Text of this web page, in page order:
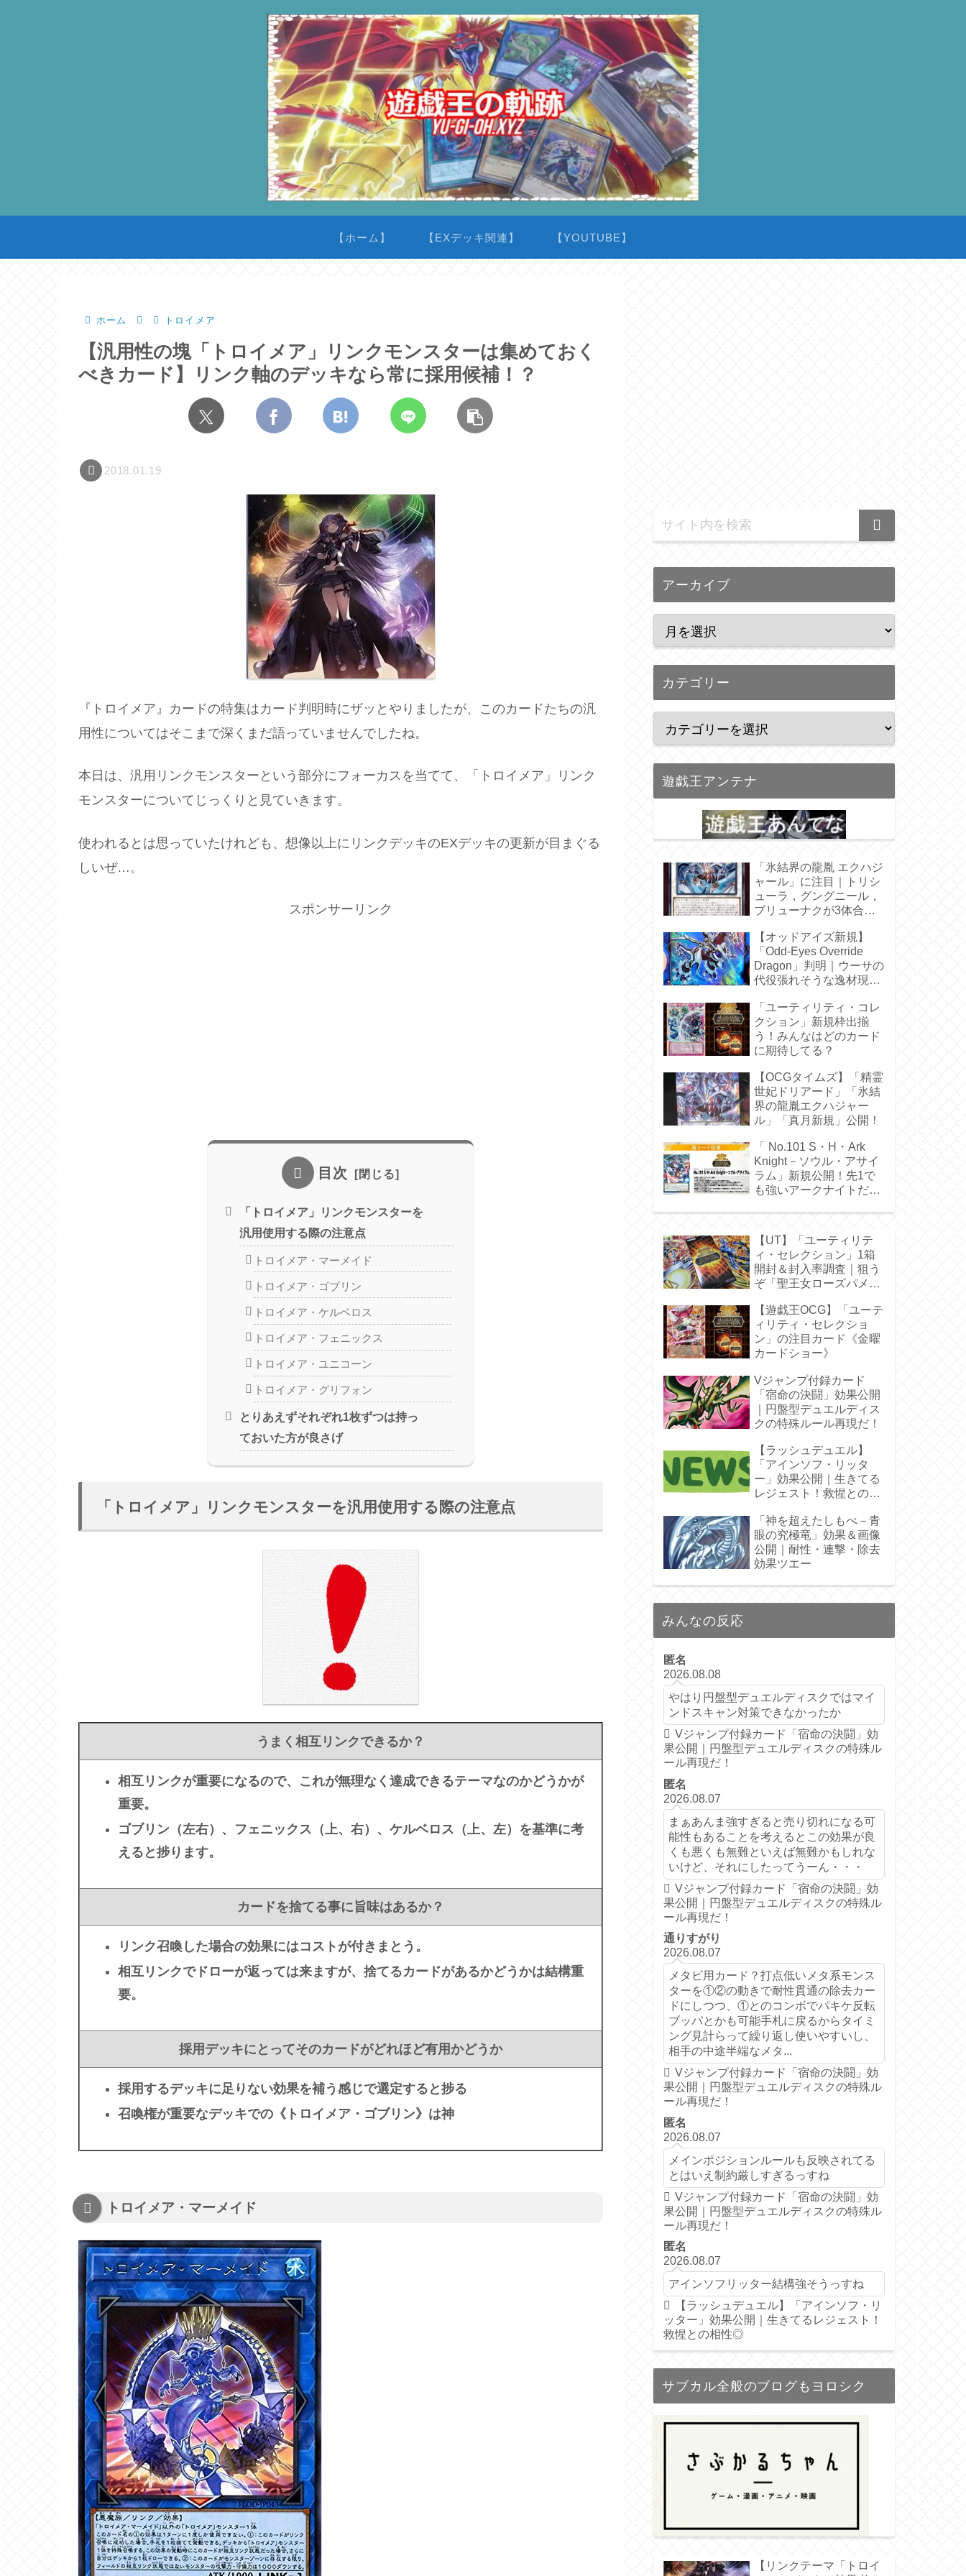
【ホーム】 【EXデッキ関連】 【YOUTUBE】
ホーム トロイメア
【汎用性の塊「トロイメア」リンクモンスターは集めておく
べきカード】リンク軸のデッキなら常に採用候補！？
2018.01.19
『トロイメア』カードの特集はカード判明時にザッとやりましたが、このカードたちの汎
用性についてはそこまで深くまだ語っていませんでしたね。
本日は、汎用リンクモンスターという部分にフォーカスを当てて、「トロイメア」リンク
モンスターについてじっくりと見ていきます。
使われるとは思っていたけれども、想像以上にリンクデッキのEXデッキの更新が目まぐる
しいぜ…。
スポンサーリンク
目次
「トロイメア」リンクモンスターを
汎用使用する際の注意点
トロイメア・マーメイド
トロイメア・ゴブリン
トロイメア・ケルベロス
トロイメア・フェニックス
トロイメア・ユニコーン
トロイメア・グリフォン
とりあえずそれぞれ1枚ずつは持っ
ておいた方が良さげ
「トロイメア」リンクモンスターを汎用使用する際の注意点
うまく相互リンクできるか？
相互リンクが重要になるので、これが無理なく達成できるテーマなのかどうかが
重要。
ゴブリン（左右）、フェニックス（上、右）、ケルベロス（上、左）を基準に考
えると捗ります。
カードを捨てる事に旨味はあるか？
リンク召喚した場合の効果にはコストが付きまとう。
相互リンクでドローが返っては来ますが、捨てるカードがあるかどうかは結構重
要。
採用デッキにとってそのカードがどれほど有用かどうか
採用するデッキに足りない効果を補う感じで選定すると捗る
召喚権が重要なデッキでの《トロイメア・ゴブリン》は神
トロイメア・マーメイド
アーカイブ
カテゴリー
遊戯王アンテナ
「氷結界の龍胤 エクハジ
ャール」に注目｜トリシ
ューラ，グングニール，
ブリューナクが3体合
【オッドアイズ新規】
「Odd-Eyes Override
Dragon」判明｜ウーサの
代役張れそうな逸材現
「ユーティリティ・コレ
クション」新規枠出揃
う！みんなはどのカード
に期待してる？
【OCGタイムズ】「精霊
世妃ドリアード」「氷結
界の龍胤エクハジャー
ル」「真月新規」公開！
「 No.101 S・H・Ark
Knight－ソウル・アサイ
ラム」新規公開！先1で
も強いアークナイトだ
【UT】「ユーティリテ
ィ・セレクション」1箱
開封＆封入率調査｜狙う
ぞ「聖王女ローズパメ
【遊戯王OCG】「ユーテ
ィリティ・セレクショ
ン」の注目カード《金曜
カードショー》
Vジャンプ付録カード
「宿命の決闘」効果公開
｜円盤型デュエルディス
クの特殊ルール再現だ！
【ラッシュデュエル】
「アインソフ・リッタ
ー」効果公開｜生きてる
レジェスト！救惺との相
「神を超えたしもべ－青
眼の究極竜」効果＆画像
公開｜耐性・連撃・除去
効果ツエー
みんなの反応
匿名
2026.08.08
やはり円盤型デュエルディスクではマイ
ンドスキャン対策できなかったか
Vジャンプ付録カード「宿命の決闘」効
果公開｜円盤型デュエルディスクの特殊ル
ール再現だ！
匿名
2026.08.07
まぁあんま強すぎると売り切れになる可
能性もあることを考えるとこの効果が良
くも悪くも無難といえば無難かもしれな
いけど、それにしたってうーん・・・
Vジャンプ付録カード「宿命の決闘」効
果公開｜円盤型デュエルディスクの特殊ル
ール再現だ！
通りすがり
2026.08.07
メタビ用カード？打点低いメタ系モンス
ターを①②の動きで耐性貫通の除去カー
ドにしつつ、①とのコンボでパキケ反転
ブッパとかも可能手札に戻るからタイミ
ング見計らって繰り返し使いやすいし、
相手の中途半端なメタ...
Vジャンプ付録カード「宿命の決闘」効
果公開｜円盤型デュエルディスクの特殊ル
ール再現だ！
匿名
2026.08.07
メインポジションルールも反映されてる
とはいえ制約厳しすぎるっすね
Vジャンプ付録カード「宿命の決闘」効
果公開｜円盤型デュエルディスクの特殊ル
ール再現だ！
匿名
2026.08.07
アインソフリッター結構強そうっすね
【ラッシュデュエル】「アインソフ・リ
ッター」効果公開｜生きてるレジェスト！
救惺との相性◎
サブカル全般のブログもヨロシク
【リンクテーマ「トロイ